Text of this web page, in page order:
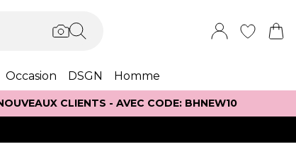
Occasion DSGN Homme
CLIENTS - AVEC CODE: BHNEW10